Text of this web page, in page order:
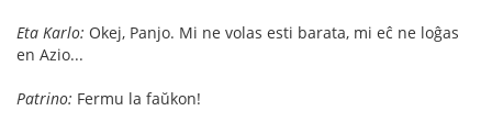
Eta Karlo: Okej, Panjo. Mi ne volas esti barata, mi eĉ ne loĝas
en Azio...
Patrino: Fermu la faŭkon!